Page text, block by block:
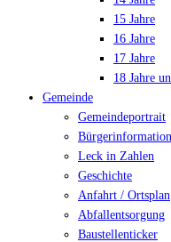
15 Jahre
16 Jahre
17 Jahre
18 Jahre
Gemeinde
Gemeindeportrait
Leck in Zahlen
Geschichte
Anfahrt / Ortsplan
Abfallentsorgung
Baustellenticker